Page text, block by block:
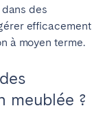
des
efficacement
à moyen terme.
meublée ?